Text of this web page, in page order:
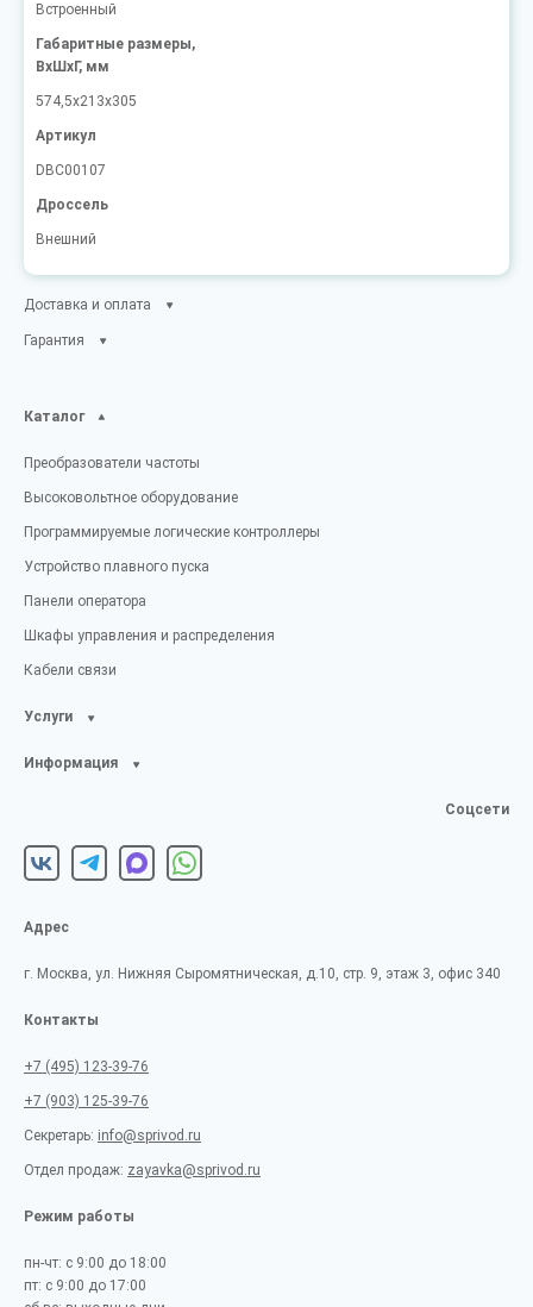
Встроенный
Габаритные размеры,
ВxШxГ, мм
574,5х213х305
Артикул
DBC00107
Дроссель
Внешний
Доставка и оплата
Гарантия
Каталог
Преобразователи частоты
Высоковольтное оборудование
Программируемые логические контроллеры
Устройство плавного пуска
Панели оператора
Шкафы управления и распределения
Кабели связи
Услуги
Информация
Соцсети
Адрес
г. Москва, ул. Нижняя Сыромятническая, д.10, стр. 9, этаж 3, офис 340
Контакты
+7 (495) 123-39-76
+7 (903) 125-39-76
Секретарь: info@sprivod.ru
Отдел продаж: zayavka@sprivod.ru
Режим работы
пн-чт: с 9:00 до 18:00
пт: с 9:00 до 17:00